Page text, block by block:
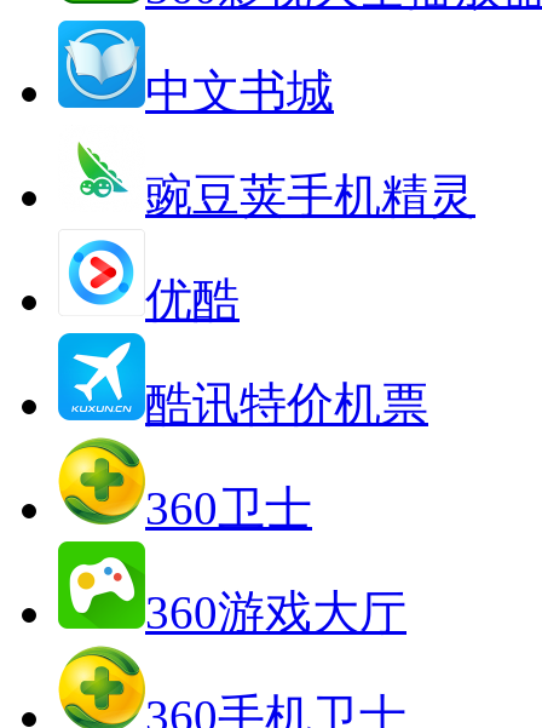
中文书城
豌豆荚手机精灵
优酷
酷讯特价机票
360卫士
360游戏大厅
360手机卫士